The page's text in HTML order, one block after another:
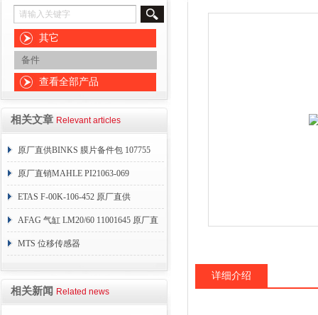
其它
备件
查看全部产品
相关文章 Relevant articles
原厂直供BINKS 膜片备件包 107755
原厂直销MAHLE PI21063-069
ETAS F-00K-106-452 原厂直供
AFAG 气缸 LM20/60 11001645 原厂直
销
MTS 位移传感器
相关新闻 Related news
详细介绍